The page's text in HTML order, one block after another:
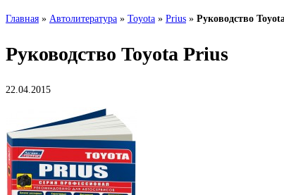
Главная » Автолитература » Toyota » Prius » Руководство
Руководство Toyota Prius
22.04.2015